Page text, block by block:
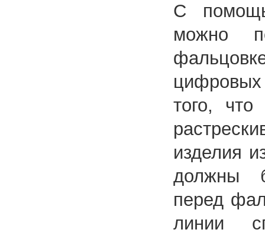
С
можно
цифровых
того,
изделия
должны
перед
линии